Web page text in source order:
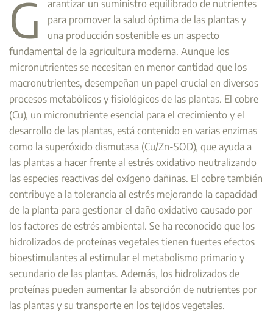
G
arantizar un suministro equilibrado de nutrientes
para promover la salud óptima de las plantas y
una producción sostenible es un aspecto
fundamental de la agricultura moderna. Aunque los
micronutrientes se necesitan en menor cantidad que los
macronutrientes, desempeñan un papel crucial en diversos
procesos metabólicos y fisiológicos de las plantas. El cobre
(Cu), un micronutriente esencial para el crecimiento y el
desarrollo de las plantas, está contenido en varias enzimas
como la superóxido dismutasa (Cu/Zn-SOD), que ayuda a
las plantas a hacer frente al estrés oxidativo neutralizando
las especies reactivas del oxígeno dañinas. El cobre también
contribuye a la tolerancia al estrés mejorando la capacidad
de la planta para gestionar el daño oxidativo causado por
los factores de estrés ambiental. Se ha reconocido que los
hidrolizados de proteínas vegetales tienen fuertes efectos
bioestimulantes al estimular el metabolismo primario y
secundario de las plantas. Además, los hidrolizados de
proteínas pueden aumentar la absorción de nutrientes por
las plantas y su transporte en los tejidos vegetales.